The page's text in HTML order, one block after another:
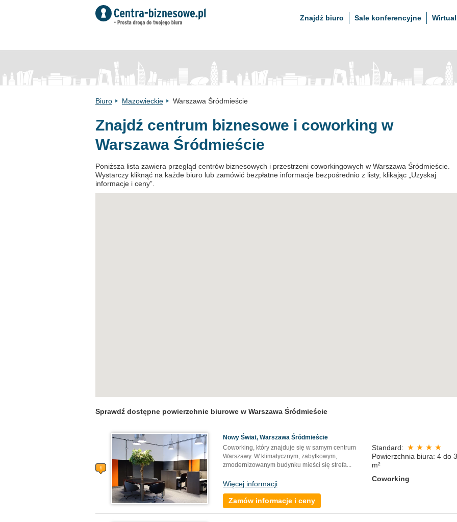
Znajdź biuro Sale konferencyjne
Biuro Mazowieckie Warszawa Śródmieście
Znajdź centrum biznesowe i coworking w
Warszawa Śródmieście
Poniższa lista zawiera przegląd centrów biznesowych i przestrzeni coworkingowych w Warszawa Śródmieście.
Wystarczy kliknąć na każde biuro lub zamówić bezpłatne informacje bezpośrednio z listy, klikając „Uzyskaj
informacje i ceny”.
Sprawdź dostępne powierzchnie biurowe w Warszawa Śródmieście
Nowy Świat, Warszawa Śródmieście
Coworking, który znajduje się w samym centrum
Warszawy. W klimatycznym, zabytkowym,
zmodernizowanym budynku mieści się strefa...
Więcej informacji
Zamów informacje i ceny
Standard:
Powierzchnia biura: 4 do
m²
Coworking